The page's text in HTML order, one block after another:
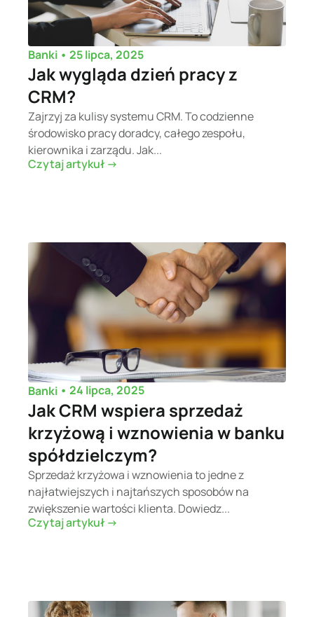
Banki • 25 lipca, 2025
Jak wygląda dzień pracy z
CRM?
Zajrzyj za kulisy systemu CRM. To codzienne
środowisko pracy doradcy, całego zespołu,
kierownika i zarządu. Jak...
Czytaj artykuł ->
Banki • 24 lipca, 2025
Jak CRM wspiera sprzedaż
krzyżową i wznowienia w banku
spółdzielczym?
Sprzedaż krzyżowa i wznowienia to jedne z
najłatwiejszych i najtańszych sposobów na
zwiększenie wartości klienta. Dowiedz...
Czytaj artykuł ->